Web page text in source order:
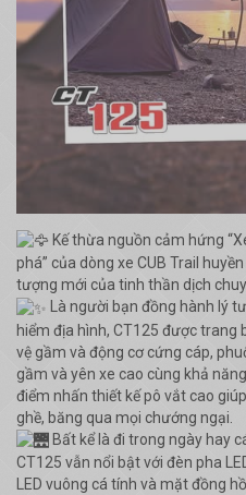
Kế thừa nguồn cảm hứng
phá” của dòng xe CUB Trail
tượng mới của tinh thần dịch
Là người bạn đồng hành lý
hiểm địa hình, CT125 được trang
vệ gầm và động cơ cứng cáp,
gầm và yên xe cao cùng khả
điểm nhấn thiết kế pô vắt cao
ghề, băng qua mọi chướng ngại.
Bất kể là đi trong ngày hay
CT125 vẫn nổi bật với đèn pha
LED vuông cá tính và mặt đồng